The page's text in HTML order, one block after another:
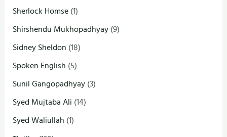
Sherlock Homse(1)
Shirshendu Mukhopadhyay(9)
Sidney Sheldon (18)
Spoken English (5)
Sunil Gangopadhyay(3)
Syed Mujtaba Ali (14)
Syed Waliullah (1)